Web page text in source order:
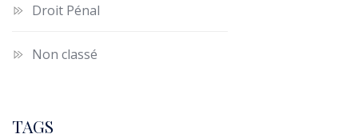
Droit Pénal
Non classé
TAGS